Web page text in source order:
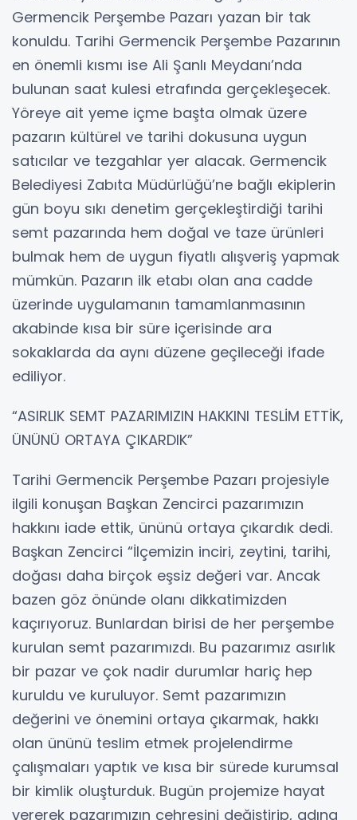
Germencik Perşembe Pazarı yazan bir tak
konuldu. Tarihi Germencik Perşembe Pazarının
en önemli kısmı ise Ali Şanlı Meydanı’nda
bulunan saat kulesi etrafında gerçekleşecek.
Yöreye ait yeme içme başta olmak üzere
pazarın kültürel ve tarihi dokusuna uygun
satıcılar ve tezgahlar yer alacak. Germencik
Belediyesi Zabıta Müdürlüğü’ne bağlı ekiplerin
gün boyu sıkı denetim gerçekleştirdiği tarihi
semt pazarında hem doğal ve taze ürünleri
bulmak hem de uygun fiyatlı alışveriş yapmak
mümkün. Pazarın ilk etabı olan ana cadde
üzerinde uygulamanın tamamlanmasının
akabinde kısa bir süre içerisinde ara
sokaklarda da aynı düzene geçileceği ifade
ediliyor.
“ASIRLIK SEMT PAZARIMIZIN HAKKINI TESLİM ETTİK,
ÜNÜNÜ ORTAYA ÇIKARDIK”
Tarihi Germencik Perşembe Pazarı projesiyle
ilgili konuşan Başkan Zencirci pazarımızın
hakkını iade ettik, ününü ortaya çıkardık dedi.
Başkan Zencirci “İlçemizin inciri, zeytini, tarihi,
doğası daha birçok eşsiz değeri var. Ancak
bazen göz önünde olanı dikkatimizden
kaçırıyoruz. Bunlardan birisi de her perşembe
kurulan semt pazarımızdı. Bu pazarımız asırlık
bir pazar ve çok nadir durumlar hariç hep
kuruldu ve kuruluyor. Semt pazarımızın
değerini ve önemini ortaya çıkarmak, hakkı
olan ününü teslim etmek projelendirme
çalışmaları yaptık ve kısa bir sürede kurumsal
bir kimlik oluşturduk. Bugün projemize hayat
vererek pazarımızın çehresini değiştirip, adına